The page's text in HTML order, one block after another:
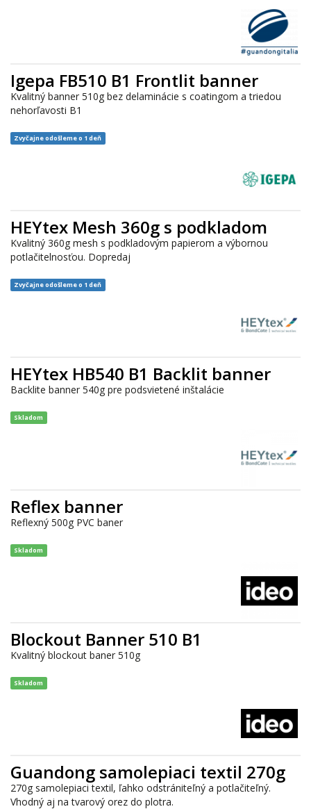
Igepa FB510 B1 Frontlit banner
Kvalitný banner 510g bez delaminácie s coatingom a triedou
nehorľavosti B1
Zvyčajne odošleme o 1 deň
HEYtex Mesh 360g s podkladom
Kvalitný 360g mesh s podkladovým papierom a výbornou
potlačitelnosťou. Dopredaj
Zvyčajne odošleme o 1 deň
HEYtex HB540 B1 Backlit banner
Backlite banner 540g pre podsvietené inštalácie
Skladom
Reflex banner
Reflexný 500g PVC baner
Skladom
Blockout Banner 510 B1
Kvalitný blockout baner 510g
Skladom
Guandong samolepiaci textil 270g
270g samolepiaci textil, ľahko odstrániteľný a potlačiteľný.
Vhodný aj na tvarový orez do plotra.